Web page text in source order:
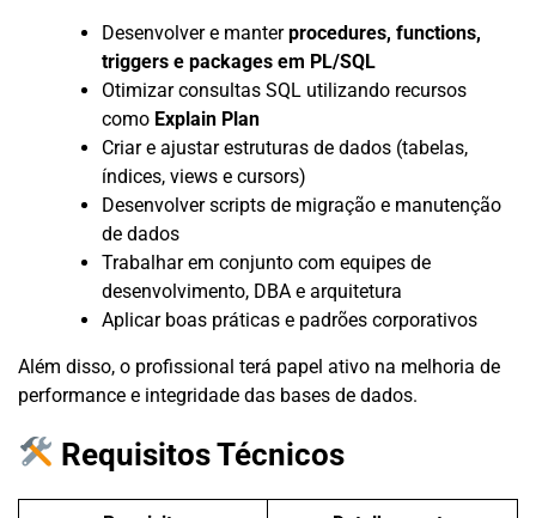
Desenvolver e manterprocedures, functions,
triggers e packages em PL/SQL
Otimizar consultas SQL utilizando recursos
como Explain Plan
Criar e ajustar estruturas de dados (tabelas,
índices, views e cursors)
Desenvolver scripts de migração e manutenção
de dados
Trabalhar em conjunto com equipes de
desenvolvimento, DBA e arquitetura
Aplicar boas práticas e padrões corporativos
Além disso, o profissional terá papel ativo na melhoria de
performance e integridade das bases de dados.
Requisitos Técnicos